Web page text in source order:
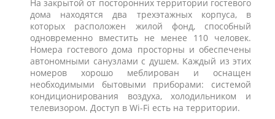
На закрытой от посторонних территории гостевого
дома находятся два трехэтажных корпуса, в
которых расположен жилой фонд, способный
одновременно вместить не менее 110 человек.
Номера гостевого дома просторны и обеспечены
автономными санузлами с душем. Каждый из этих
номеров хорошо меблирован и оснащен
необходимыми бытовыми приборами: системой
кондиционирования воздуха, холодильником и
телевизором. Доступ в Wi-Fi есть на территории.